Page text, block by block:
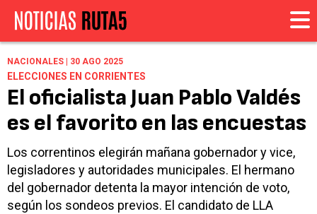
NACIONALES | 30 AGO 2025
ELECCIONES EN CORRIENTES
El oficialista Juan Pablo Valdés
es el favorito en las encuestas
Los correntinos elegirán mañana gobernador y vice,
legisladores y autoridades municipales. El hermano
del gobernador detenta la mayor intención de voto,
según los sondeos previos. El candidato de LLA